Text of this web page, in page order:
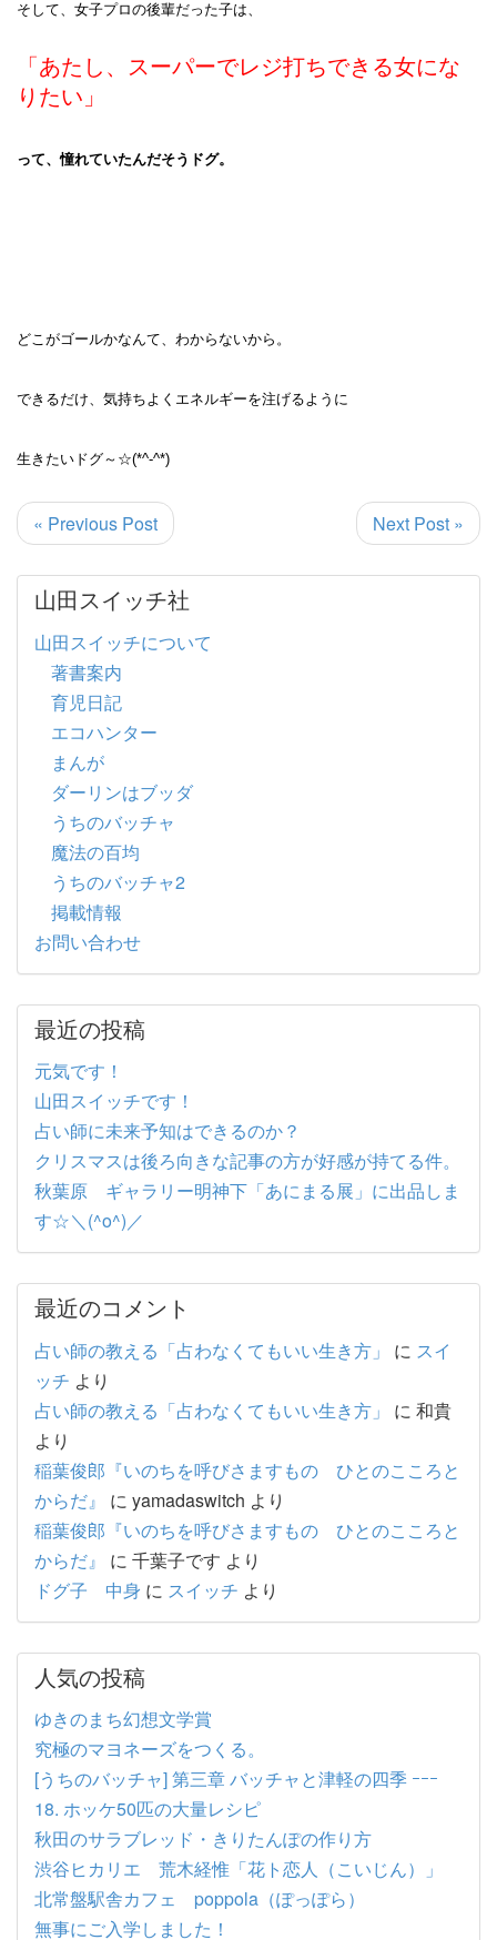
そして、女子プロの後輩だった子は、
「あたし、スーパーでレジ打ちできる女にな
りたい」
って、憧れていたんだそうドグ。
どこがゴールかなんて、わからないから。
できるだけ、気持ちよくエネルギーを注げるように
生きたいドグ～☆(*^-^*)
« Previous Post Next Post »
山田スイッチ社
山田スイッチについて
著書案内
育児日記
エコハンター
まんが
ダーリンはブッダ
うちのバッチャ
魔法の百均
うちのバッチャ2
掲載情報
お問い合わせ
最近の投稿
元気です！
山田スイッチです！
占い師に未来予知はできるのか？
クリスマスは後ろ向きな記事の方が好感が持てる件。
秋葉原 ギャラリー明神下「あにまる展」に出品しま
す☆＼(^o^)／
最近のコメント
占い師の教える「占わなくてもいい生き方」 に スイ
ッチ より
占い師の教える「占わなくてもいい生き方」
に 和貴
より
稲葉俊郎『いのちを呼びさますもの ひとのこころと
からだ』
に yamadaswitch より
稲葉俊郎『いのちを呼びさますもの ひとのこころと
からだ』
に 千葉子です より
ドグ子 中身 に スイッチ より
人気の投稿
ゆきのまち幻想文学賞
究極のマヨネーズをつくる。
[うちのバッチャ] 第三章 バッチャと津軽の四季 ｰｰｰ
18. ホッケ50匹の大量レシピ
秋田のサラブレッド・きりたんぽの作り方
渋谷ヒカリエ 荒木経惟「花ト恋人（こいじん）」
北常盤駅舎カフェ poppola（ぽっぽら）
無事にご入学しました！